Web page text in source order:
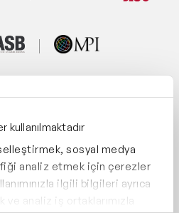
sosyal medya
analiz etmek için çerezler
ilgili bilgileri ayrıca
ve analiz iş ortaklarımızla